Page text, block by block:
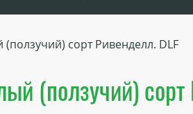
сорт Ривенделл. DLF
(ползучий)